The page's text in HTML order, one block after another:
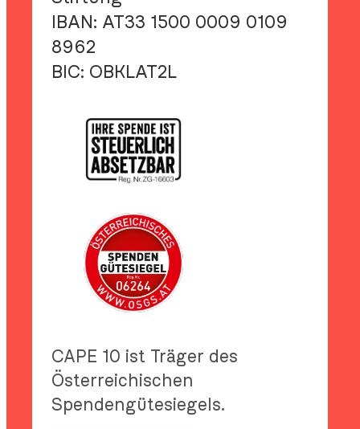
IBAN: AT33 1500 0009 0109
8962
BIC: OBKLAT2L
CAPE 10 ist Träger des
Österreichischen
Spendengütesiegels.